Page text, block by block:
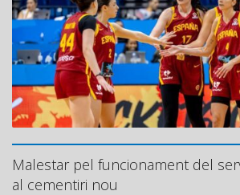
Malestar pel funcionament del
al cementiri nou